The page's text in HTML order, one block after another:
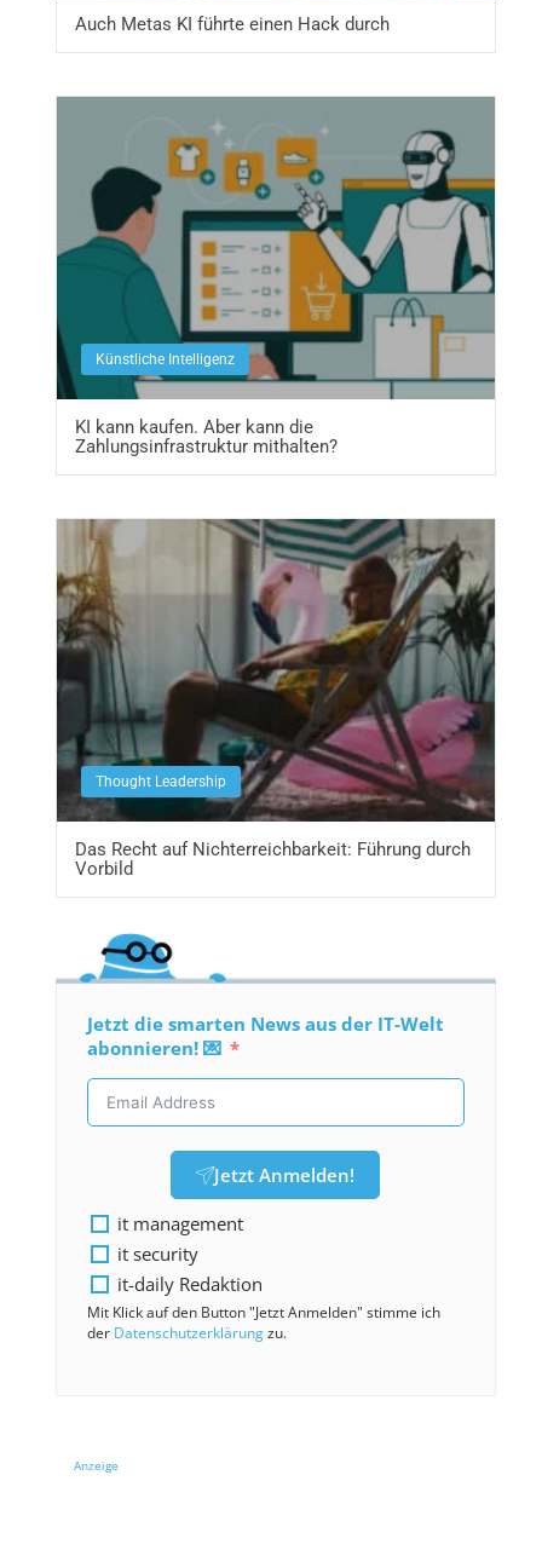
Auch Metas KI führte einen Hack durch
Künstliche Intelligenz
KI kann kaufen. Aber kann die
Zahlungsinfrastruktur mithalten?
Thought Leadership
Das Recht auf Nichterreichbarkeit: Führung durch
Vorbild
Jetzt die smarten News aus der IT-Welt
abonnieren! 💌
Jetzt Anmelden!
it management
it security
it-daily Redaktion
Mit Klick auf den Button "Jetzt Anmelden" stimme ich
der Datenschutzerklärungzu.
Anzeige